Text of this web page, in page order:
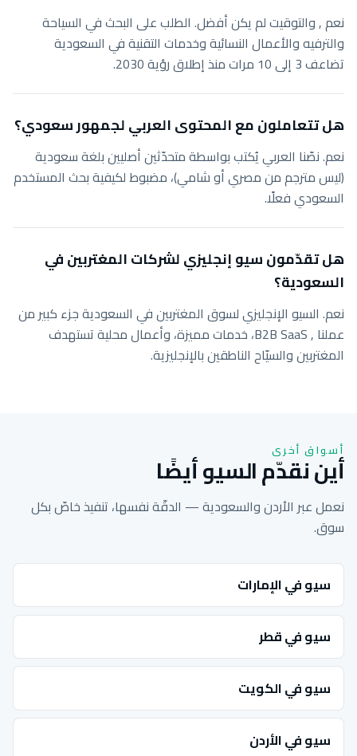
نعم , والتوقيت لم يكن أفضل. الطلب على البحث في السياحة
والترفيه والأعمال النسائية وخدمات التقنية في السعودية
تضاعف 3 إلى 10 مرات منذ إطلاق رؤية 2030.
هل تتعاملون مع المحتوى العربي لجمهور سعودي؟
نعم. نصّنا العربي يُكتب بواسطة متحدّثين أصليين بلغة سعودية
(ليس مترجم من مصري أو شامي)، مضبوط لكيفية بحث المستخدم
السعودي فعلًا.
هل تقدّمون سيو إنجليزي لشركات المغتربين في
السعودية؟
نعم. السيو الإنجليزي لسوق المغتربين في السعودية جزء كبير من
عملنا , B2B SaaS، خدمات مميزة، وأعمال محلية تستهدف
المغتربين والسيّاح الناطقين بالإنجليزية.
أسواق أخرى
أين نقدّم السيو أيضًا
نعمل عبر الأردن والسعودية — الدقّة نفسها، تنفيذ خاصّ بكل
سوق.
سيو في الإمارات
سيو في قطر
سيو في الكويت
سيو في الأردن